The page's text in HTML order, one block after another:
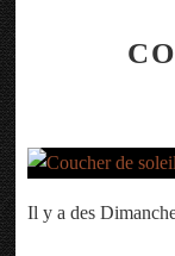
Il y a des